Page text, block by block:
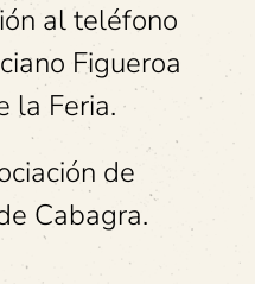
al teléfono
Figueroa
la Feria.
de
Cabagra.